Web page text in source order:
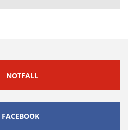
NOTFALL
FACEBOOKFACEBOOK